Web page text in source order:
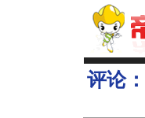
评论：